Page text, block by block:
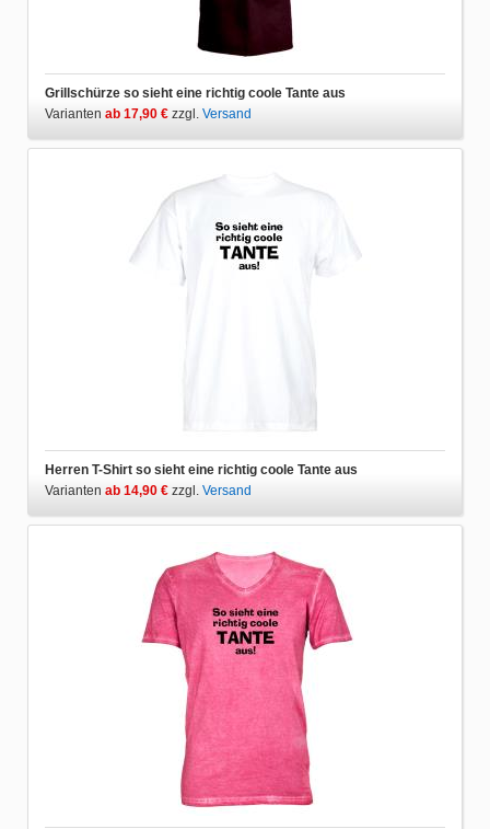
Grillschürze so sieht eine richtig coole Tante aus
Varianten ab 17,90 € zzgl. Versand
Herren T-Shirt so sieht eine richtig coole Tante aus
Varianten ab 14,90 € zzgl. Versand